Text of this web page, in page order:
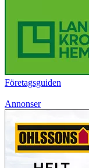
Företagsguiden
Annonser